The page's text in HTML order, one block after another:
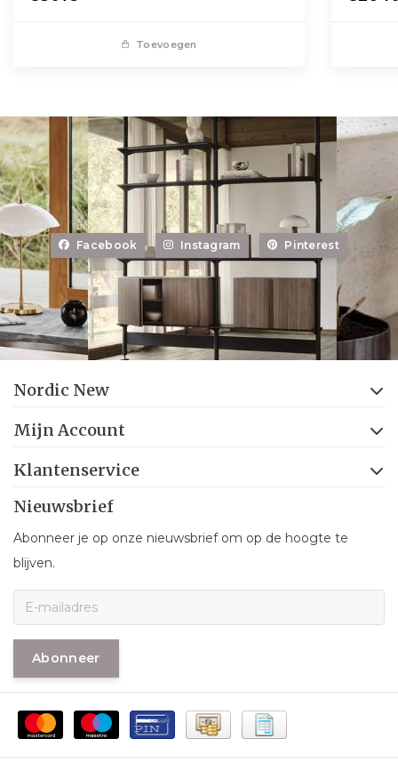
Toevoegen
Facebook Instagram Pinterest
Nordic New
Mijn Account
Klantenservice
Nieuwsbrief
Abonneer je op onze nieuwsbrief om op de hoogte te
blijven.
Abonneer